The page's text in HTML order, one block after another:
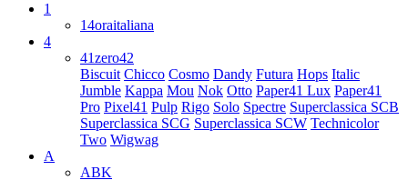
1
14oraitaliana
4
41zero42
Biscuit Chicco Cosmo Dandy Futura Hops Italic
Jumble Kappa Mou Nok Otto Paper41 Lux Paper41
Pro Pixel41 Pulp Rigo Solo Spectre Superclassica SCB
Superclassica SCG Superclassica SCW Technicolor
Two Wigwag
A
ABK